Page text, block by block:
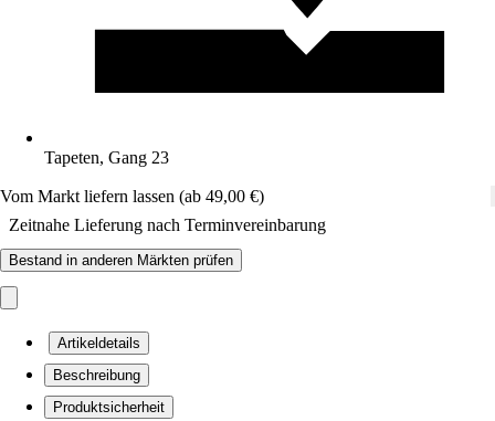
Tapeten, Gang 23
Vom Markt liefern lassen (ab 49,00 €)
Zeitnahe Lieferung nach Terminvereinbarung
Bestand in anderen Märkten prüfen
Artikeldetails
Beschreibung
Produktsicherheit